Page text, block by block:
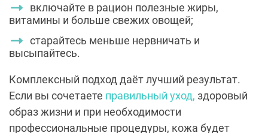
включайте в рацион полезные жиры,
витамины и больше свежих овощей;
старайтесь меньше нервничать и
высыпайтесь.
Комплексный подход даёт лучший результат.
Если вы сочетаете правильный уход, здоровый
образ жизни и при необходимости
профессиональные процедуры, кожа будет